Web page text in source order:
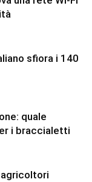
sfiora i 140
quale
i braccialetti